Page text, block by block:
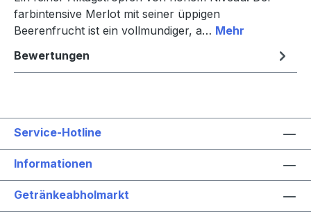
farbintensive Merlot mit seiner üppigen
Beerenfrucht ist ein vollmundiger, a… Mehr
Bewertungen
Service-Hotline
Informationen
Getränkeabholmarkt